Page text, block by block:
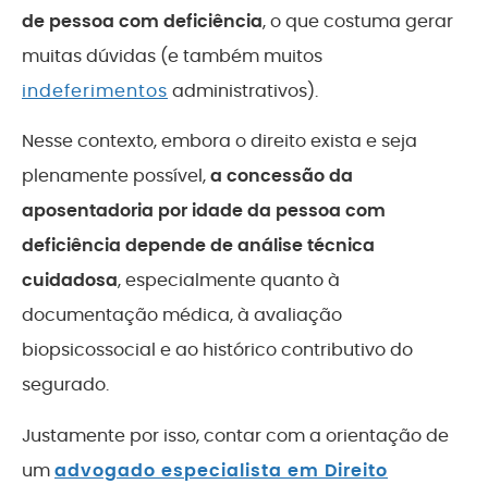
de pessoa com deficiência, o que costuma gerar
muitas dúvidas (e também muitos
indeferimentos administrativos).
Nesse contexto, embora o direito exista e seja
plenamente possível,a concessão da
aposentadoria por idade da pessoa com
deficiência depende de análise técnica
cuidadosa, especialmente quanto à
documentação médica, à avaliação
biopsicossocial e ao histórico contributivo do
segurado.
Justamente por isso, contar com a orientação de
umadvogado especialista em Direito